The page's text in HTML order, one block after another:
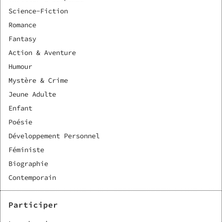
vengeance. Balmi l’ignore encore, mais son destin pourrait
Science-Fiction
Romance
Fantasy
Action & Aventure
Humour
Mystère & Crime
Jeune Adulte
Enfant
Poésie
Développement Personnel
Féministe
Biographie
Contemporain
Participer